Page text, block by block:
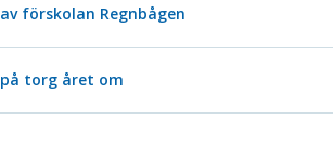
förskolan Regnbågen
torg året om